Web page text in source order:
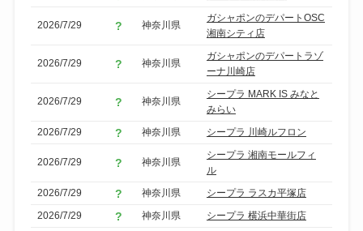
2026/7/29 神奈川県
ガシャポンのデパートOSC
湘南シティ店
2026/7/29 神奈川県
ガシャポンのデパートラゾ
ーナ川崎店
2026/7/29 神奈川県
シープラ MARK IS みなと
みらい
2026/7/29
神奈川県 シープラ 川崎ルフロン
2026/7/29 神奈川県
シープラ 湘南モールフィ
ル
2026/7/29
神奈川県
シープラ ラスカ平塚店
2026/7/29
神奈川県 シープラ 横浜中華街店